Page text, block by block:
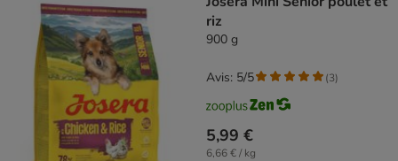
riz
900 g
5,99 €
6,66 € / kg
Avis: 5/5 (3)